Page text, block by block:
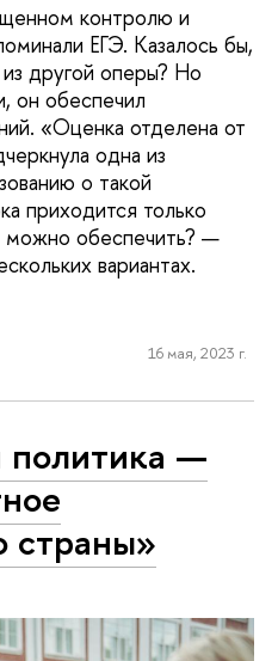
контролю и
ЕГЭ. Казалось бы,
другой оперы? Но
он обеспечил
«Оценка отделена от
одна из
о такой
приходится только
можно обеспечить? —
вариантах.
16 мая, 2023 г.
—
страны»